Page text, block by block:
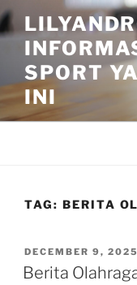
Skip
to
content
SPORT
INI
TAG: BERITA
POSTED
ON
DECEMBER 9, 2025
Berita